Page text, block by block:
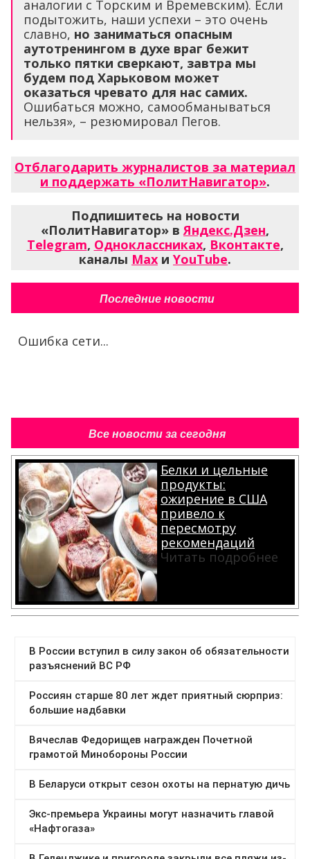
аналогии с Торским и Времевским). Если
подытожить, наши успехи – это очень
славно, но заниматься опасным
аутотренингом в духе враг бежит
только пятки сверкают, завтра мы
будем под Харьковом может
оказаться чревато для нас самих.
Ошибаться можно, самообманываться
нельзя», – резюмировал Пегов.
Отблагодарить журналистов за материал
и поддержать «ПолитНавигатор».
Подпишитесь на новости
«ПолитНавигатор» вЯндекс.Дзен,
Telegram, Одноклассниках, Вконтакте,
каналы Max и YouTube.
Последние новости
Ошибка сети...
Все новости за сегодня
Белки и цельные
продукты:
ожирение в США
привело к
пересмотру
рекомендаций
Читать подробнее